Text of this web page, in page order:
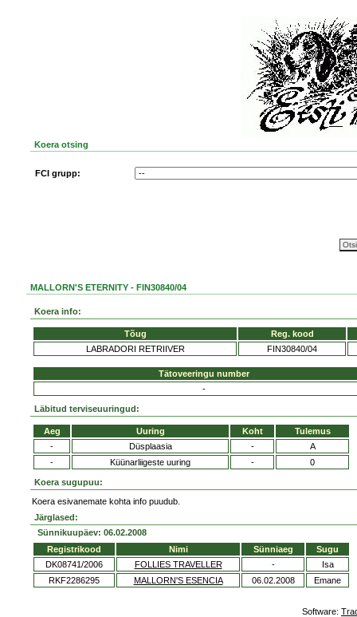
Koera otsing
FCI grupp:
MALLORN'S ETERNITY - FIN30840/04
Koera info:
Tõug
Reg. kood
LABRADORI RETRIIVER
FIN30840/04
Tätoveeringu number
-
Läbitud terviseuuringud:
Aeg Uuring Koht
Tulemus
-
Düsplaasia -
A
-
Küünarliigeste uuring - 0
Koera sugupuu:
Koera esivanemate kohta info puudub.
Järglased:
Sünnikuupäev: 06.02.2008
Registrikood
Nimi Sünniaeg
Sugu
DK08741/2006
FOLLIES TRAVELLER -
Isa
RKF2286295
MALLORN'S ESENCIA 06.02.2008 Emane
Software: